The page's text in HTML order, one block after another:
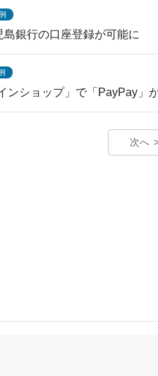
銀行の口座登録が可能に
ンショップ」で「PayPay」
次へ